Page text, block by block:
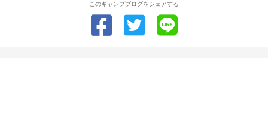
このキャンプブログをシェアする